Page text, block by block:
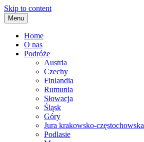
Skip to content
Menu
Home
O nas
Podróże
Austria
Czechy
Finlandia
Rumunia
Słowacja
Śląsk
Góry
Jura krakowsko-częstochowska
Podlasie